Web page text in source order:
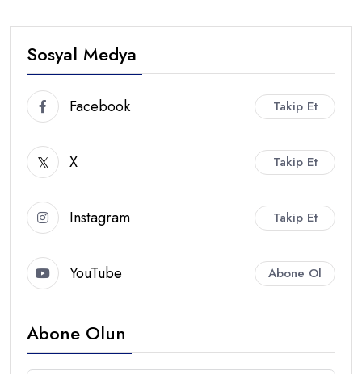
Sosyal Medya
Facebook Takip Et
X Takip Et
Instagram Takip Et
YouTube Abone Ol
Abone Olun